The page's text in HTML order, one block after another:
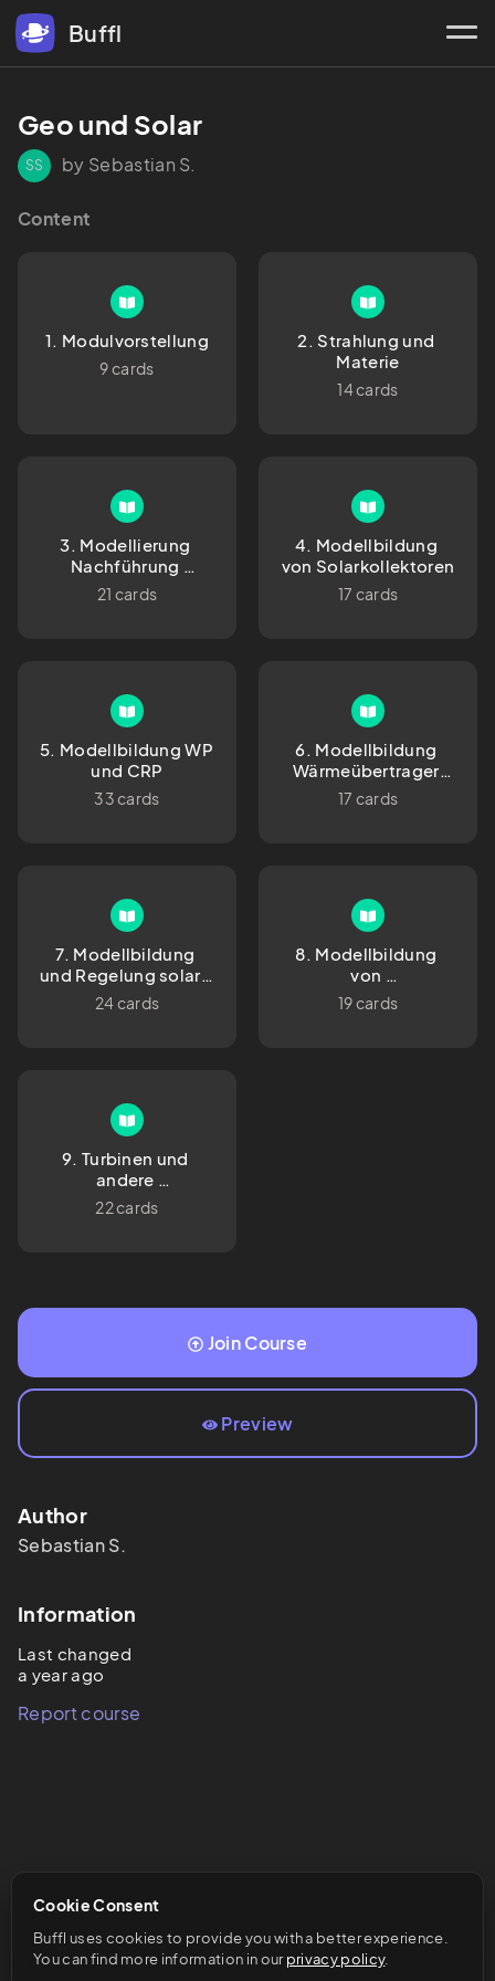
Cookie Consent
Buffl uses cookies to provide you with a better experience.
You can find more information in our privacy policy.
Buffl
Geo und Solar
SS by Sebastian S.
Content
1. Modulvorstellung
9 cards
2. Strahlung und
Materie
14 cards
3. Modellierung
Nachführung
konzentrierender
21 cards
4. Modellbildung
von Solarkollektoren
17 cards
5. Modellbildung WP
und CRP
33 cards
6. Modellbildung
Wärmeübertrager
und th Speicher
17 cards
7. Modellbildung
und Regelung solare
Anlagentechnik
24 cards
8. Modellbildung
von
Kältemittelverdichter
19 cards
9. Turbinen und
andere
Expansionsmaschinen
22 cards
Join Course
Preview
Author
SebastianS.
Information
Last changed
a year ago
Report course